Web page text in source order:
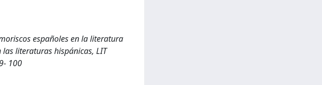
españoles en la literatura
las literaturas hispánicas, LIT
100